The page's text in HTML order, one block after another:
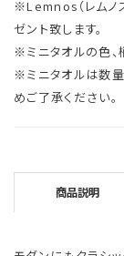
※Lemnos（レムノ
ゼント致します。
※ミニタオルの色、
※ミニタオルは数量
めご了承ください。
商品説明